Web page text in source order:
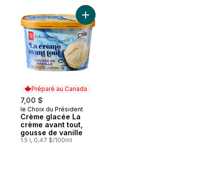
Préparé au Canada
7,00 $
Préparé au Canada
le Choix du Président
Crème glacée La
crème avant tout,
gousse de vanille
1.5 l, 0,47 $/100ml
Ajouter Crème glacée La crème avant